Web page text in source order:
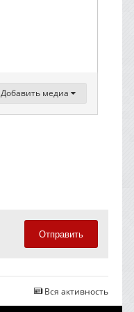
Добавить медиа
Отправить
Вся активность